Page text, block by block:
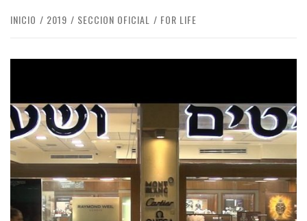
INICIO 2019 SECCION OFICIAL FOR LIFE